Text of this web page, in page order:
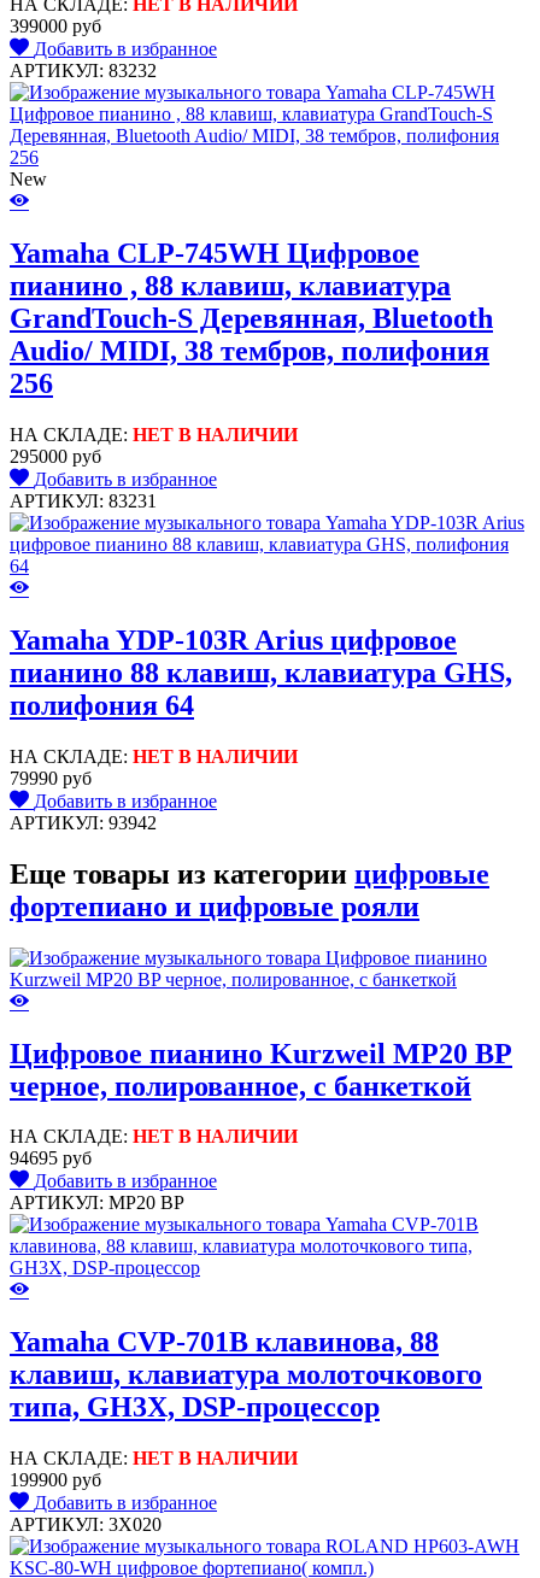
НА СКЛАДЕ: НЕТ В НАЛИЧИИ
399000 руб
Добавить в избранное
АРТИКУЛ: 83232
New
Yamaha CLP-745WH Цифровое
пианино , 88 клавиш, клавиатура
GrandTouch-S Деревянная, Bluetooth
Audio/ MIDI, 38 тембров, полифония
256
НА СКЛАДЕ: НЕТ В НАЛИЧИИ
295000 руб
Добавить в избранное
АРТИКУЛ: 83231
Yamaha YDP-103R Arius цифровое
пианино 88 клавиш, клавиатура GHS,
полифония 64
НА СКЛАДЕ: НЕТ В НАЛИЧИИ
79990 руб
Добавить в избранное
АРТИКУЛ: 93942
Еще товары из категории цифровые
фортепиано и цифровые рояли
Цифровое пианино Kurzweil MP20 BP
черное, полированное, с банкеткой
НА СКЛАДЕ: НЕТ В НАЛИЧИИ
94695 руб
Добавить в избранное
АРТИКУЛ: MP20 BP
Yamaha CVP-701B клавинова, 88
клавиш, клавиатура молоточкового
типа, GH3X, DSP-процессор
НА СКЛАДЕ: НЕТ В НАЛИЧИИ
199900 руб
Добавить в избранное
АРТИКУЛ: 3X020